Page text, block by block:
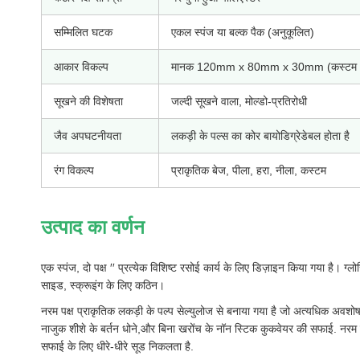
सम्मिलित घटक एकल स्पंज या बल्क पैक (अनुकूलित)
आकार विकल्प मानक 120mm x 80mm x 30mm (कस्टम
सूखने की विशेषता जल्दी सूखने वाला, मोल्डो-प्रतिरोधी
जैव अपघटनीयता लकड़ी के पल्स का कोर बायोडिग्रेडेबल होता है
रंग विकल्प प्राकृतिक बेज, पीला, हरा, नीला, कस्टम
उत्पाद का वर्णन
एक स्पंज, दो पक्ष ′′ प्रत्येक विशिष्ट रसोई कार्य के लिए डिज़ाइन किया गया है।
साइड, स्क्रूइंग के लिए कठिन।
नरम पक्ष प्राकृतिक लकड़ी के पल्प सेल्युलोज से बनाया गया है जो अत्यधिक
नाजुक शीशे के बर्तन धोने,और बिना खरोंच के नॉन स्टिक कुकवेयर की सफाई.
सफाई के लिए धीरे-धीरे सूड निकलता है.